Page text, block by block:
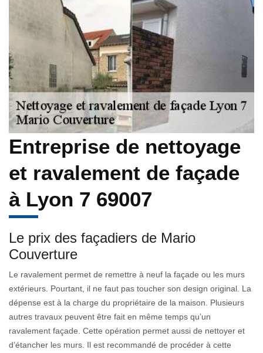
Entreprise de nettoyage
et ravalement de façade
à Lyon 7 69007
Le prix des façadiers de Mario
Couverture
Le ravalement permet de remettre à neuf la façade ou les murs
extérieurs. Pourtant, il ne faut pas toucher son design original. La
dépense est à la charge du propriétaire de la maison. Plusieurs
autres travaux peuvent être fait en même temps qu’un
ravalement façade. Cette opération permet aussi de nettoyer et
d’étancher les murs. Il est recommandé de procéder à cette